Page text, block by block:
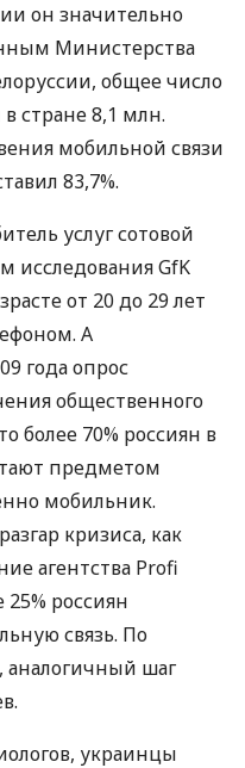
он значительно
Министерства
общее число
стране 8,1 млн.
мобильной связи
83,7%.
услуг сотовой
исследования GfK
от 20 до 29 лет
А
года опрос
общественного
более 70% россиян в
предметом
мобильник.
кризиса, как
агентства Profi
россиян
связь. По
аналогичный шаг
украинцы